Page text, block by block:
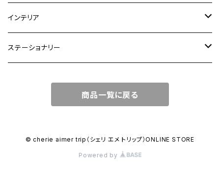
ショルダーバッグ
ワンハンドルバッグ
リュック
大皿
中皿
カップ
インテリア
花瓶・フラワーベース
ステーショナリー
マガジンカバー
商品一覧に戻る
© cherie aimer trip（シェリ エメ トリップ）ONLINE STORE
Powered by